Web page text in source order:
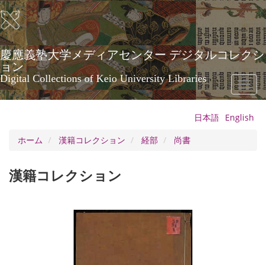
メ
イ
ン
コ
ン
テ
ン
ツ
に
慶應義塾大学メディアセンター デジタルコレクシ
ョン
Digital Collections of Keio University Libraries
Toggle
日本語 English
ホーム
漢籍コレクション 経部 尚書
漢籍コレクション